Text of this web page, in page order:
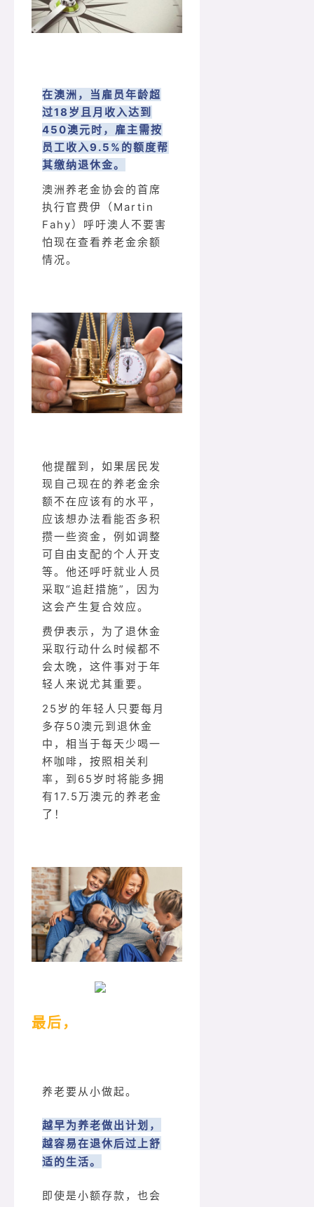
在澳洲，当雇员年龄超
过18岁且月收入达到
450澳元时，雇主需按
员工收入9.5%的额度帮
其缴纳退休金。
澳洲养老金协会的首席
执行官费伊（Martin
Fahy）呼吁澳人不要害
怕现在查看养老金余额
情况。
他提醒到，如果居民发
现自己现在的养老金余
额不在应该有的水平，
应该想办法看能否多积
攒一些资金，例如调整
可自由支配的个人开支
等。他还呼吁就业人员
采取“追赶措施”，因为
这会产生复合效应。
费伊表示，为了退休金
采取行动什么时候都不
会太晚，这件事对于年
轻人来说尤其重要。
25岁的年轻人只要每月
多存50澳元到退休金
中，相当于每天少喝一
杯咖啡，按照相关利
率，到65岁时将能多拥
有17.5万澳元的养老金
了！
最后，
养老要从小做起。
越早为养老做出计划，
越容易在退休后过上舒
适的生活。
即使是小额存款，也会